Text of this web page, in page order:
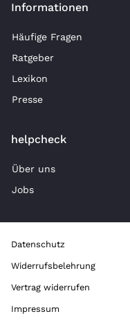
Informationen
Häufige Fragen
Ratgeber
Lexikon
Presse
helpcheck
Über uns
Jobs
Datenschutz
Widerrufsbelehrung
Vertrag widerrufen
Impressum